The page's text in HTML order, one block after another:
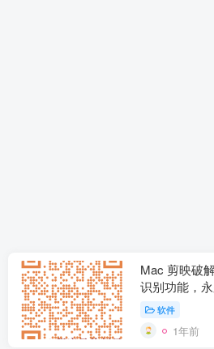
Mac 剪映破
识别功能，
软件
1年前